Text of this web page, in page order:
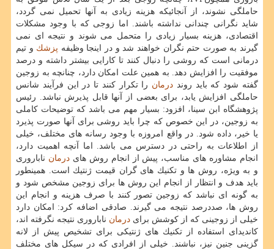
حاملگی نشوند، از آنجائیكه هزینه زیادی به آنها تحمیل نمی گردد،
شاید نگرانی چندانی نداشته باشند. اما زوجی كه با وجود مشكلات
اقتصادی، هزینه بسیار زیادی را متحمل می شوند و نتیجه ای نمی
گیرند به صورت حتم نگران خواهند شد و در اینجا وظیفه پزشك و تیم
درمانی است كه روشی را دنبال كنند تا كارایی بیشتر داشته و درصد
موفقیت را افزایش دهد. به همین علت امكان دارد، چنانچه به زوجین
گفته شود كه باید روند درمان را تكرار كنند تا در این فرآیند شانس
حاملگی افزایش یابد، برای بعضی از آنها قابل پذیرش نباشد. رئیس
پژوهشگاه ابن سینا، افزود: بسیار مهم می باشد كه توضیحات كاملی
به زوجین، در این خصوص كه چرا باید روشی برای آنها صورت پذیرد
یا خیر، داده شود. در واقع امروزه با وجود رسانه های مختلف، خیلی
از اطلاعات به راحتی در دسترس می باشد. اما آنچه اهمیت دارد،
انجام مشاوره های مناسب، پیش از انجام روش هایدرمان ناباروری
و به ویژه، روش ها و تكنیك های گران قیمت ژنتیك است. همینطور
باید هدف و انتظار از انجام این روش ها برای زوجین مشخص شود و
به گونه ای نباشد كه زوجین تصور كنند با صرف هزینه و انجام این
روش ها، صددرصد نتیجه می گیرند. صادقی اضافه كرد: امكان دارد
خیلی از زوجینی كه از كوشش برای درمان ناباروری نتیجه نگرفته اند،
كاندیدای استفاده از تكنیك های ژنتیكی برای تشخیص پیش از لانه
گزینی جنین نیز، نباشند. خیلی از افرادی كه در سیكل های مختلف